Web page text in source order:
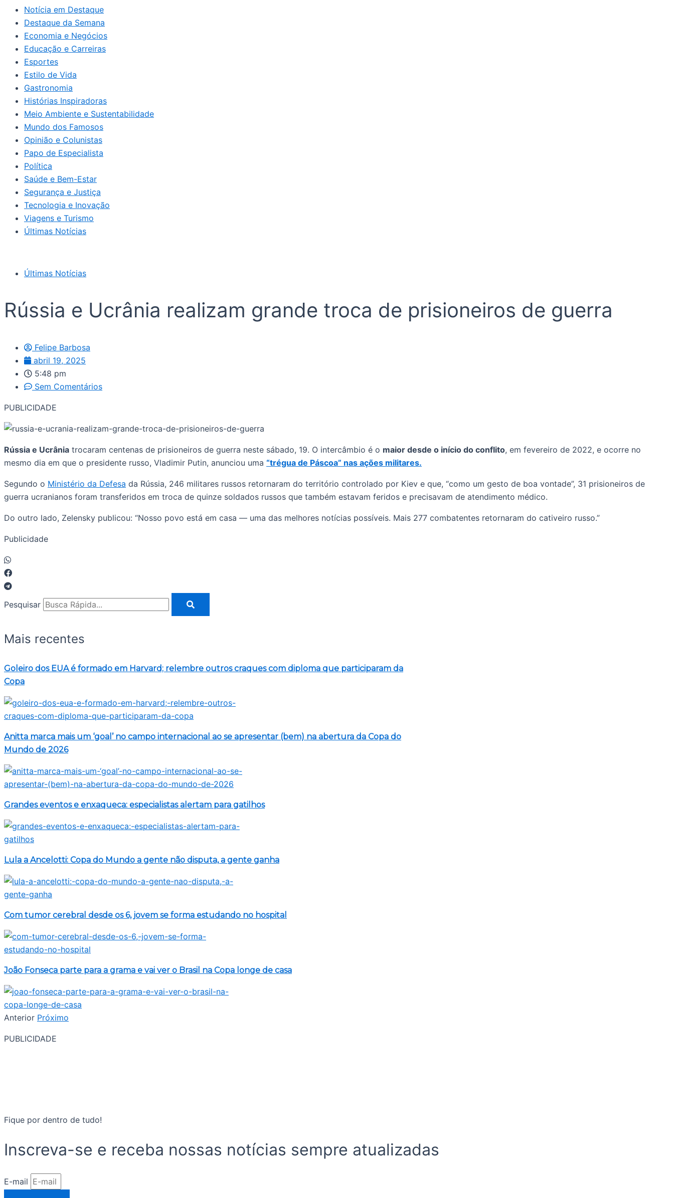
Notícia em Destaque
Destaque da Semana
Economia e Negócios
Educação e Carreiras
Esportes
Estilo de Vida
Gastronomia
Histórias Inspiradoras
Meio Ambiente e Sustentabilidade
Mundo dos Famosos
Opinião e Colunistas
Papo de Especialista
Política
Saúde e Bem-Estar
Segurança e Justiça
Tecnologia e Inovação
Viagens e Turismo
Últimas Notícias
Últimas Notícias
Rússia e Ucrânia realizam grande troca de prisioneiros de guerra
Felipe Barbosa
abril 19, 2025
5:48 pm
Sem Comentários
PUBLICIDADE
Rússia e Ucrânia trocaram centenas de prisioneiros de guerra neste sábado, 19. O intercâmbio é o maior desde o início do conflito, em fevereiro de 2022, e ocorre no
mesmo dia em que o presidente russo, Vladimir Putin, anunciou uma “trégua de Páscoa” nas ações militares.
Segundo o Ministério da Defesa da Rússia, 246 militares russos retornaram do território controlado por Kiev e que, “como um gesto de boa vontade”, 31 prisioneiros de
guerra ucranianos foram transferidos em troca de quinze soldados russos que também estavam feridos e precisavam de atendimento médico.
Do outro lado, Zelensky publicou: “Nosso povo está em casa — uma das melhores notícias possíveis. Mais 277 combatentes retornaram do cativeiro russo.”
Publicidade
Pesquisar
Mais recentes
Goleiro dos EUA é formado em Harvard; relembre outros craques com diploma que participaram da
Copa
Anitta marca mais um ‘goal’ no campo internacional ao se apresentar (bem) na abertura da Copa do
Mundo de 2026
Grandes eventos e enxaqueca: especialistas alertam para gatilhos
Lula a Ancelotti: Copa do Mundo a gente não disputa, a gente ganha
Com tumor cerebral desde os 6, jovem se forma estudando no hospital
João Fonseca parte para a grama e vai ver o Brasil na Copa longe de casa
Anterior Próximo
PUBLICIDADE
Fique por dentro de tudo!
Inscreva-se e receba nossas notícias sempre atualizadas
E-mail